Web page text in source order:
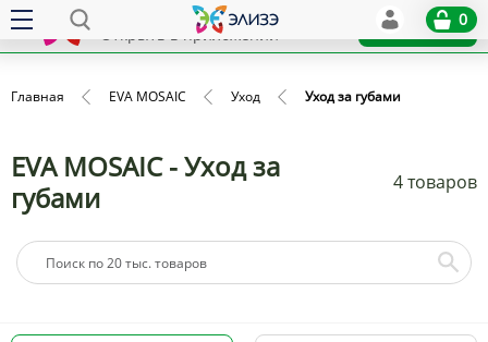
x
Открыть в приложении
Установить
0
Главная EVA MOSAIC Уход Уход за губами
EVA MOSAIC - Уход за
губами
4 товаров